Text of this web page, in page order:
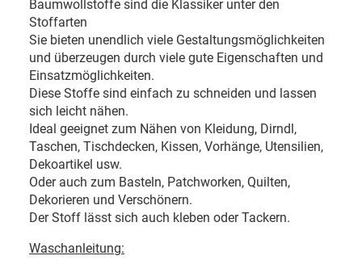
Baumwollstoffe sind die Klassiker unter den
Stoffarten
Sie bieten unendlich viele Gestaltungsmöglichkeiten
und überzeugen durch viele gute Eigenschaften und
Einsatzmöglichkeiten.
Diese Stoffe sind einfach zu schneiden und lassen
sich leicht nähen.
Ideal geeignet zum Nähen von Kleidung, Dirndl,
Taschen, Tischdecken, Kissen, Vorhänge, Utensilien,
Dekoartikel usw.
Oder auch zum Basteln, Patchworken, Quilten,
Dekorieren und Verschönern.
Der Stoff lässt sich auch kleben oder Tackern.
Waschanleitung: